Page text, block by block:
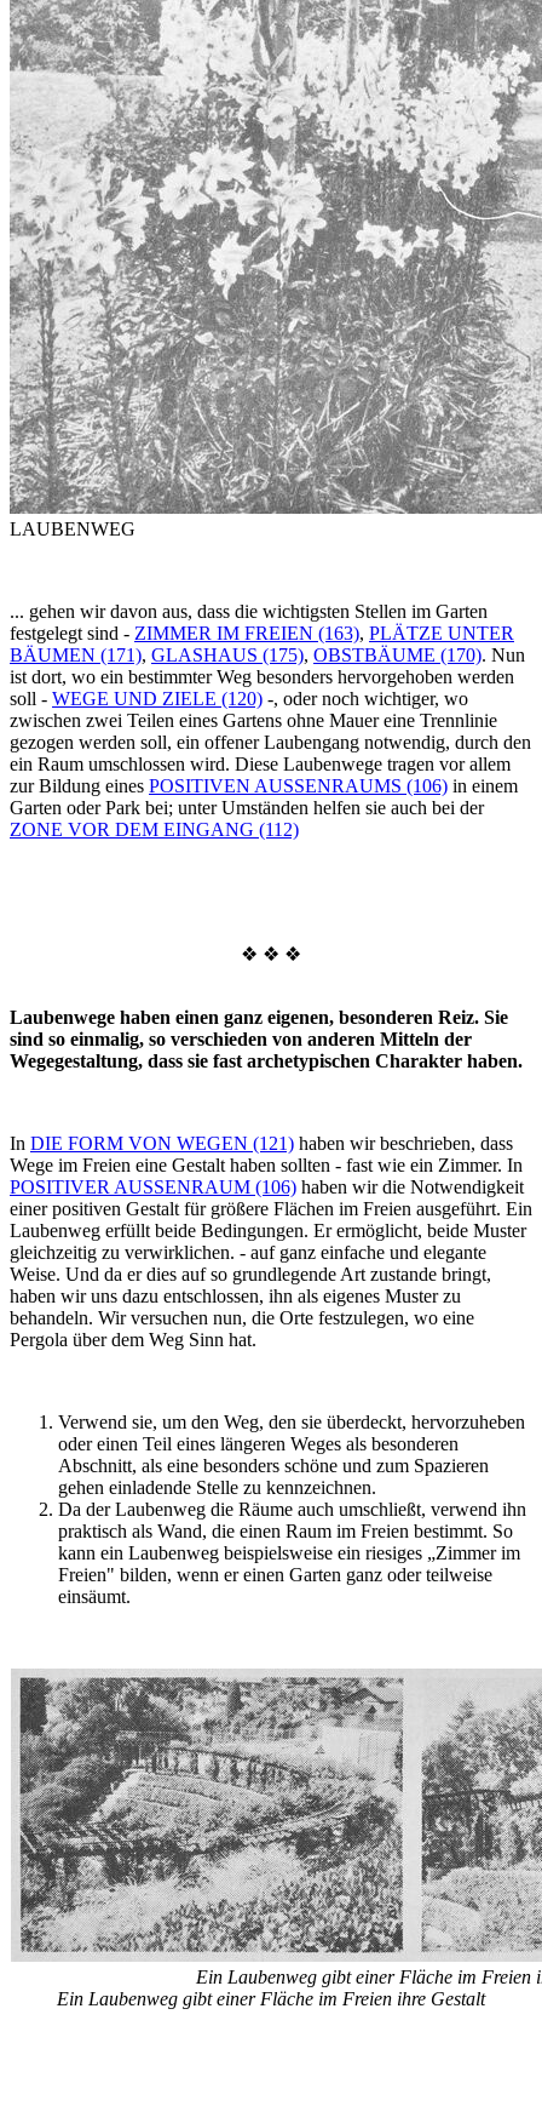
LAUBENWEG
... gehen wir davon aus, dass die wichtigsten Stellen im Garten
festgelegt sind - ZIMMER IM FREIEN (163), PLÄTZE UNTER
BÄUMEN (171), GLASHAUS (175), OBSTBÄUME (170). Nun
ist dort, wo ein bestimmter Weg besonders hervorgehoben werden
soll - WEGE UND ZIELE (120) -, oder noch wichtiger, wo
zwischen zwei Teilen eines Gartens ohne Mauer eine Trennlinie
gezogen werden soll, ein offener Laubengang notwendig, durch den
ein Raum umschlossen wird. Diese Laubenwege tragen vor allem
zur Bildung eines POSITIVEN AUSSENRAUMS (106) in einem
Garten oder Park bei; unter Umständen helfen sie auch bei der
ZONE VOR DEM EINGANG (112)
❖ ❖ ❖
Laubenwege haben einen ganz eigenen, besonderen Reiz. Sie
sind so einmalig, so verschieden von anderen Mitteln der
Wegegestaltung, dass sie fast archetypischen Charakter haben.
In DIE FORM VON WEGEN (121) haben wir beschrieben, dass
Wege im Freien eine Gestalt haben sollten - fast wie ein Zimmer. In
POSITIVER AUSSENRAUM (106) haben wir die Notwendigkeit
einer positiven Gestalt für größere Flächen im Freien ausgeführt. Ein
Laubenweg erfüllt beide Bedingungen. Er ermöglicht, beide Muster
gleichzeitig zu verwirklichen. - auf ganz einfache und elegante
Weise. Und da er dies auf so grundlegende Art zustande bringt,
haben wir uns dazu entschlossen, ihn als eigenes Muster zu
behandeln. Wir versuchen nun, die Orte festzulegen, wo eine
Pergola über dem Weg Sinn hat.
Verwend sie, um den Weg, den sie überdeckt, hervorzuheben
oder einen Teil eines längeren Weges als besonderen
Abschnitt, als eine besonders schöne und zum Spazieren
gehen einladende Stelle zu kennzeichnen.
Da der Laubenweg die Räume auch umschließt, verwend ihn
praktisch als Wand, die einen Raum im Freien bestimmt. So
kann ein Laubenweg beispielsweise ein riesiges „Zimmer im
Freien" bilden, wenn er einen Garten ganz oder teilweise
einsäumt.
Ein Laubenweg gibt einer Fläche im Freien
Ein Laubenweg gibt einer Fläche im Freien ihre Gestalt